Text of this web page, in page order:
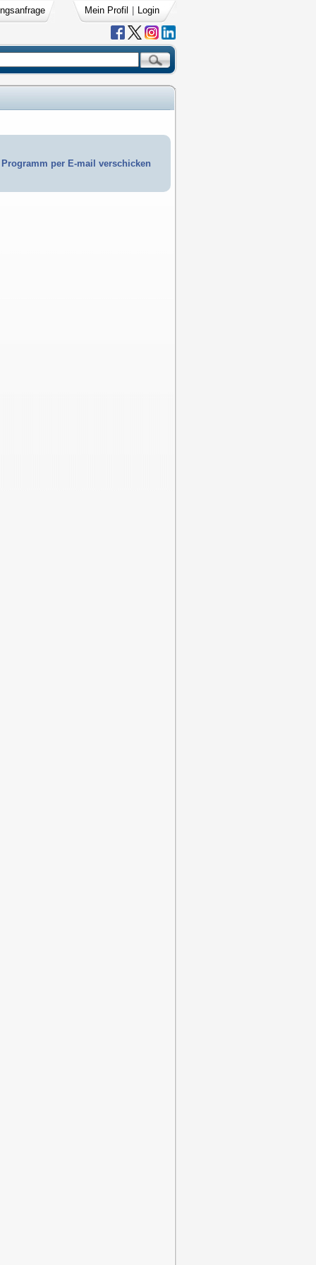
Mein Profil Login
Programm per E-mail verschicken